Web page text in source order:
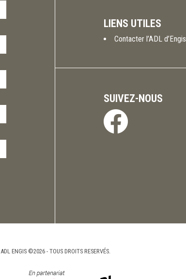
LIENS UTILES
Contacter l’ADL d’Engis
SUIVEZ-NOUS
ADL ENGIS ©2026 - TOUS DROITS RESERVÉS.